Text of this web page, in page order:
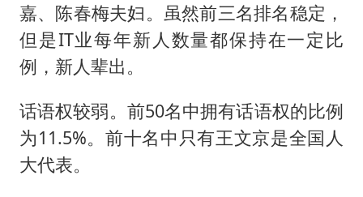
嘉、陈春梅夫妇。虽然前三名排名稳定，
但是IT业每年新人数量都保持在一定比
例，新人辈出。
话语权较弱。前50名中拥有话语权的比例
为11.5%。前十名中只有王文京是全国人
大代表。